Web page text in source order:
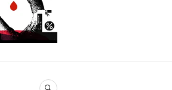
BUSCAR